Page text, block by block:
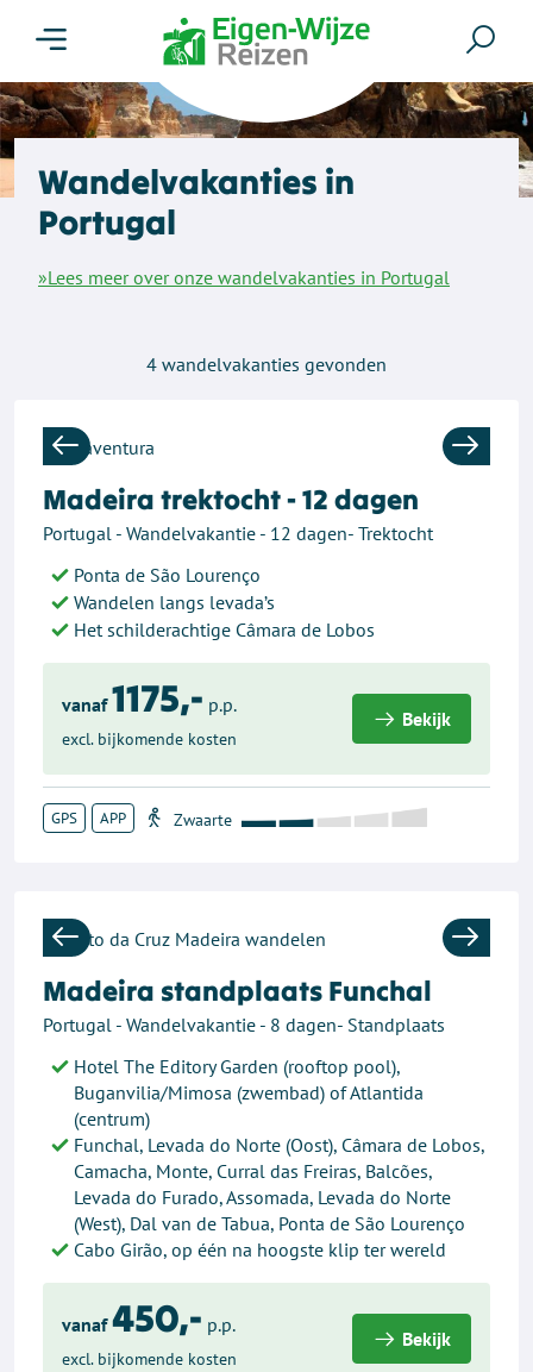
Wandelvakanties in
Portugal
»Lees meer over onze wandelvakanties in Portugal
4 wandelvakanties gevonden
Previous Next
Madeira trektocht - 12 dagen
Portugal - Wandelvakantie - 12 dagen- Trektocht
Ponta de São Lourenço
Wandelen langs levada’s
Het schilderachtige Câmara de Lobos
vanaf 1175,- p.p.
excl. bijkomende kosten
Bekijk
GPS APP
Previous Next
Madeira standplaats Funchal
Portugal - Wandelvakantie - 8 dagen- Standplaats
Hotel The Editory Garden (rooftop pool),
Buganvilia/Mimosa (zwembad) of Atlantida
(centrum)
Funchal, Levada do Norte (Oost), Câmara de Lobos,
Camacha, Monte, Curral das Freiras, Balcões,
Levada do Furado, Assomada, Levada do Norte
(West), Dal van de Tabua, Ponta de São Lourenço
Cabo Girão, op één na hoogste klip ter wereld
vanaf 450,- p.p.
excl. bijkomende kosten
Bekijk